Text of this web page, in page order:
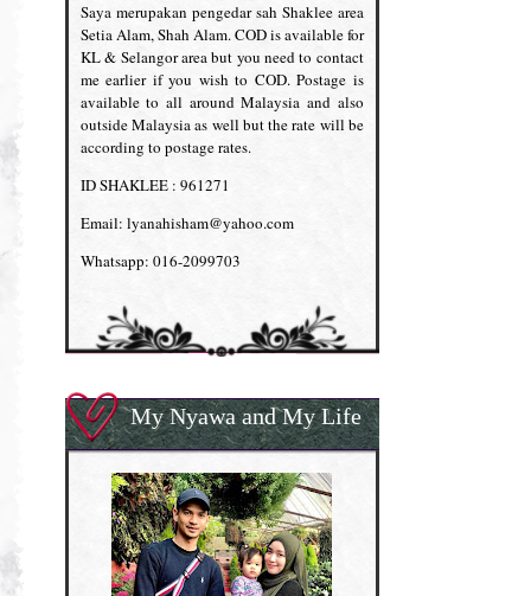
Saya merupakan pengedar sah Shaklee area
Setia Alam, Shah Alam. COD is available for
KL & Selangor area but you need to contact
me earlier if you wish to COD. Postage is
available to all around Malaysia and also
outside Malaysia as well but the rate will be
according to postage rates.
ID SHAKLEE : 961271
Email: lyanahisham@yahoo.com
Whatsapp: 016-2099703
My Nyawa and My Life